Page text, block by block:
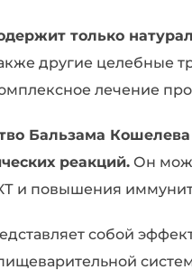
только
другие целебные
лечение
Бальзама Кошелева
реакций. Он
и повышения
собой